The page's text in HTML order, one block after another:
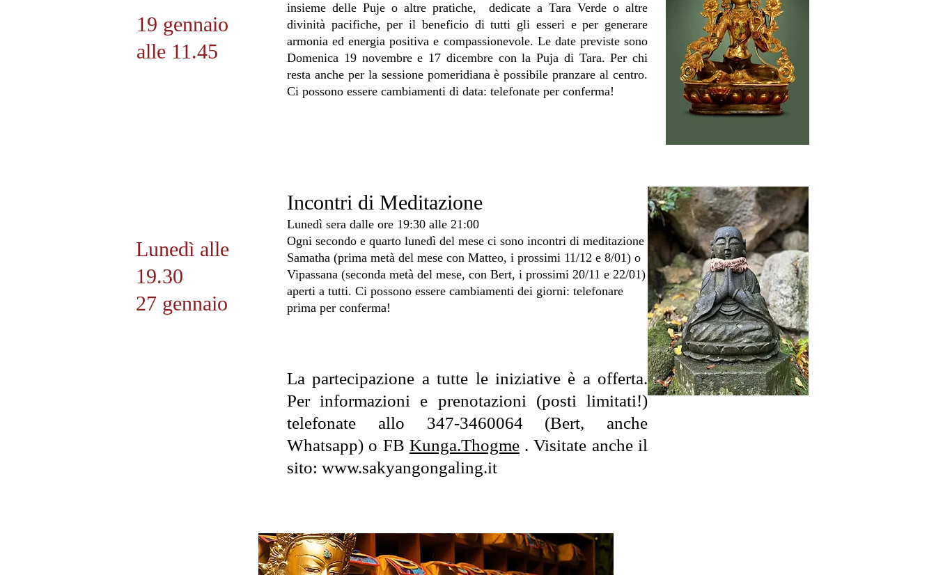
19 gennaio
alle 11.45
Lunedì alle
19.30
27 gennaio
insieme delle Puje o altre pratiche, dedicate a Tara Verde o altre
divinità pacifiche, per il beneficio di tutti gli esseri eper generare
armonia ed energia positiva e compassionevole. Le date previste sono
Domenica 19 novembre e 17 dicembre con la Puja di Tara. Per chi
resta anche per la sessione pomeridiana è possibile pranzare al centro.
Ci possono essere cambiamenti di data: telefonate per conferma!
Incontri di Meditazione
Lunedì sera dalle ore 19:30 alle 21:00
Ogni secondo e quarto lunedì del mese ci sono incontri di meditazione
Samatha (prima metà del mese con Matteo, i prossimi 11/12 e 8/01) o
Vipassana (seconda metà del mese, con Bert, i prossimi 20/11 e 22/01)
aperti a tutti. Ci possono essere cambiamenti dei giorni: telefonare
prima per conferma!
La partecipazione a tutte le iniziative è a offerta.
Per informazioni e prenotazioni (posti limitati!)
telefonate allo 347-3460064 (Bert, anche
Whatsapp) o FB Kunga.Thogme. Visitate anche il
sito: www.sakyangongaling.it